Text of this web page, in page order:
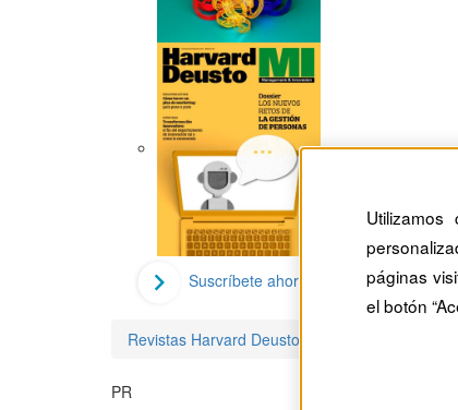
Suscríbete ahora
Revistas Harvard Deusto
PR
páginas
el botón